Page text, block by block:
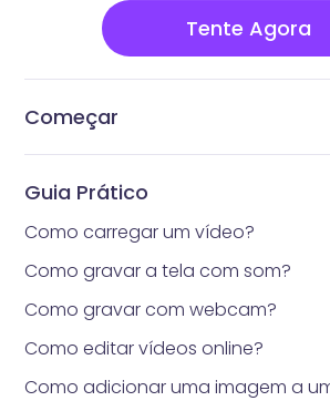
Tente Agora
Começar
Guia Prático
Como carregar um vídeo?
Como gravar a tela com som?
Como gravar com webcam?
Como editar vídeos online?
Como adicionar uma imagem a